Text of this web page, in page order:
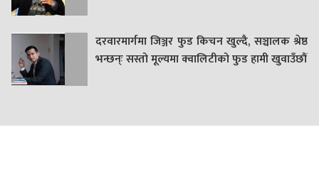
दरवारमार्गमा जिञ्जर फुड किचन खुल्दै, सञ्चालक श्रेष्ठ
भन्छन्ः सस्तो मूल्यमा क्वालिटीको फुड हामी खुवाउँछौं